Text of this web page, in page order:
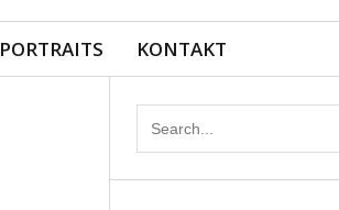
PORTRAITS KONTAKT